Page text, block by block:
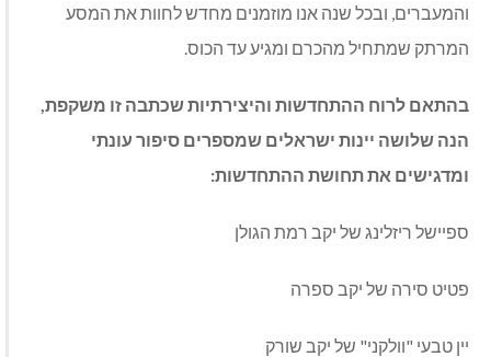
והמעברים, ובכל שנה אנו מוזמנים מחדש לחוות את המסע
המרתק שמתחיל מהכרם ומגיע עד הכוס.
בהתאם לרוח ההתחדשות והיצירתיות שכתבה זו משקפת,
הנה שלושה יינות ישראלים שמספרים סיפור עונתי
ומדגישים את תחושת ההתחדשות:
ספיישל ריזלינג של יקב רמת הגולן
פטיט סירה של יקב ספרה
יין טבעי "וולקני" של יקב שורק